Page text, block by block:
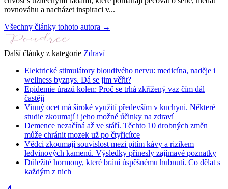
rovnováhu a nacházet inspiraci v...
Všechny články tohoto autora →
Další články z kategorie Zdraví
Elektrické stimulátory bloudivého nervu: medicína, naděje i
wellness byznys. Dá se jim věřit?
Epidemie úrazů kolen: Proč se trhá zkřížený vaz čím dál
častěji
Vinný ocet má široké využití především v kuchyni. Některé
studie zkoumají i jeho možné účinky na zdraví
Demence nezačíná až ve stáří. Těchto 10 drobných změn
může chránit mozek už po čtyřicítce
Vědci zkoumají souvislost mezi pitím kávy a rizikem
ledvinových kamenů. Výsledky přinesly zajímavé poznatky
Důležité hormony, které brání úspěšnému hubnutí. Co dělat s
každým z nich